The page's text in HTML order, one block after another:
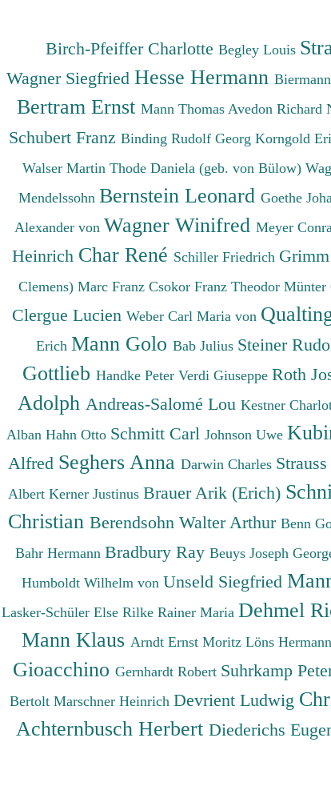
Birch-Pfeiffer CharlotteBegley Louis
Wagner Siegfried Hesse Hermann
Bertram Ernst Mann Thomas Avedon Richard
Schubert Franz Binding Rudolf Georg Korngold
Walser Martin Thode Daniela (geb. von Bülow)
Mendelssohn Bernstein Leonard Goethe
Alexander von Wagner Winifred Meyer
Heinrich Char René Schiller Friedrich
Clemens) Marc Franz Csokor Franz Theodor Münter
Clergue Lucien Weber Carl Maria von
Erich Mann Golo Bab Julius Steiner
Gottlieb Handke Peter Verdi Giuseppe Roth
Adolph Andreas-Salomé Lou Kestner
Alban Hahn Otto Schmitt Carl Johnson Uwe
Alfred Seghers Anna Darwin Charles
Albert Kerner Justinus Brauer Arik (Erich)
Christian Berendsohn Walter Arthur Benn
Bahr Hermann Bradbury Ray Beuys Joseph
Humboldt Wilhelm von Unseld Siegfried
Lasker-Schüler Else Rilke Rainer Maria Dehmel
Mann Klaus Arndt Ernst Moritz Löns Hermann
Gioacchino Gernhardt Robert Suhrkamp
Bertolt Marschner Heinrich Devrient Ludwig
Achternbusch Herbert Diederichs